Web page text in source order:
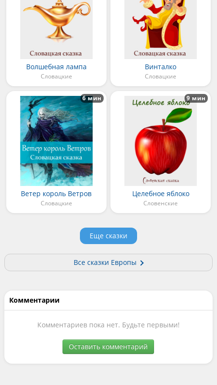
Волшебная лампа
Словацкие
Винталко
Словацкие
Ветер король Ветров
Словацкие
6 мин
Целебное яблоко
Словенские
9 мин
Еще сказки
Все сказки Европы
Комментарии
Комментариев пока нет. Будьте первыми!
Оставить комментарий